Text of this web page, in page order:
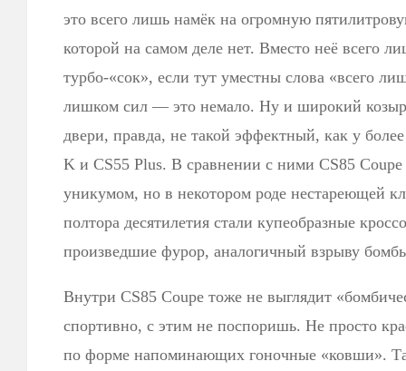
это всего лишь намёк на огромную
которой на самом деле нет. Вместо неё всего
турбо-«сок», если тут уместны слова «всего
лишком сил — это немало. Ну и широкий
двери, правда, не такой эффектный, как у
K и CS55 Plus. В сравнении с ними CS85
уникумом, но в некотором роде нестареющей
полтора десятилетия стали купеобразные
произведшие фурор, аналогичный взрыву
Внутри CS85 Coupe тоже не выглядит
спортивно, с этим не поспоришь. Не просто
по форме напоминающих гоночные «ковши».